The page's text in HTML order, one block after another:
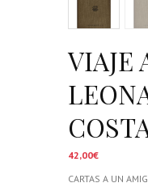
VIAJE
42,00€
CARTAS A UN